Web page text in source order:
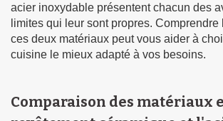
acier inoxydable présentent chacun des
limites qui leur sont propres.
ces deux matériaux peut vous aider à
cuisine le mieux adapté à vos besoins.
Comparaison des matériaux